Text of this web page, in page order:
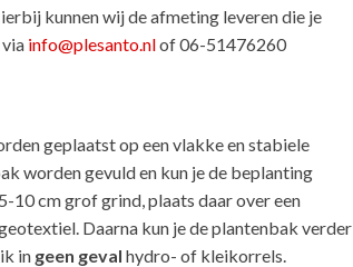
kunnen wij de afmeting leveren die je
info@plesanto.nlof 06-51476260
geplaatst op een vlakke en stabiele
worden gevuld en kun je de beplanting
10 cm grof grind, plaats daar over een
Daarna kun je de plantenbak verder
in geen geval hydro- of kleikorrels.